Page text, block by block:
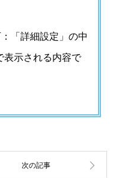
「詳細設定」の中
表示される内容で